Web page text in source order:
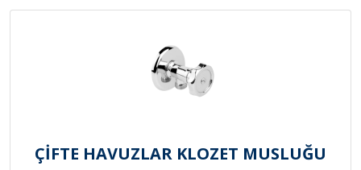
ÇİFTE HAVUZLAR KLOZET MUSLUĞU